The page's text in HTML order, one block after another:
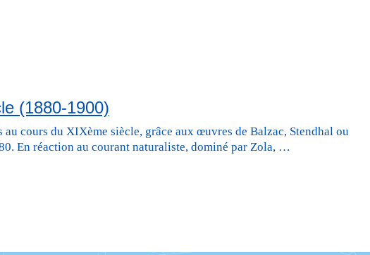
(1880-1900)
cours du XIXème siècle, grâce aux œuvres de Balzac, Stendhal ou
En réaction au courant naturaliste, dominé par Zola, …